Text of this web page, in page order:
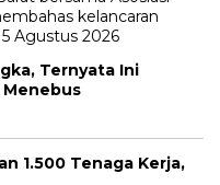
Ternyata Ini
1.500 Tenaga Kerja,